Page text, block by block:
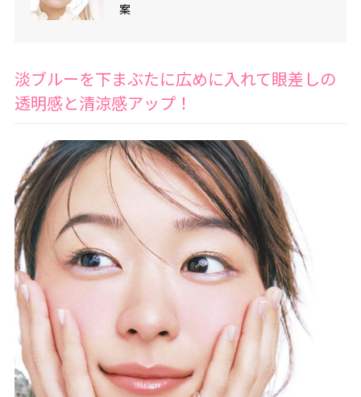
案
淡ブルーを下まぶたに広めに入れて眼差しの
透明感と清涼感アップ！